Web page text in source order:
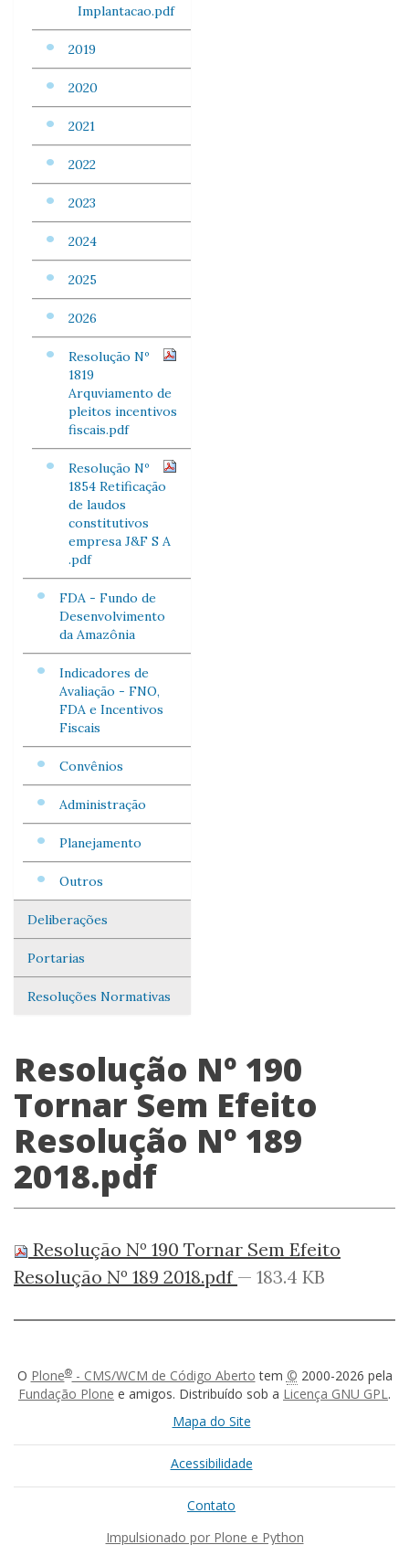
Implantacao.pdf
2019
2020
2021
2022
2023
2024
2025
2026
Resolução Nº
1819
Arquviamento de
pleitos incentivos
fiscais.pdf
Resolução Nº
1854 Retificação
de laudos
constitutivos
empresa J&F S A
.pdf
FDA - Fundo de
Desenvolvimento
da Amazônia
Indicadores de
Avaliação - FNO,
FDA e Incentivos
Fiscais
Convênios
Administração
Planejamento
Outros
Deliberações
Portarias
Resoluções Normativas
Resolução Nº 190
Tornar Sem Efeito
Resolução Nº 189
2018.pdf
Resolução Nº 190 Tornar Sem Efeito
Resolução Nº 189 2018.pdf — 183.4 KB
O Plone®- CMS/WCM de Código Aberto tem © 2000-2026 pela
Fundação Plone e amigos. Distribuído sob a Licença GNU GPL.
Mapa do Site
Acessibilidade
Contato
Impulsionado por Plone e Python